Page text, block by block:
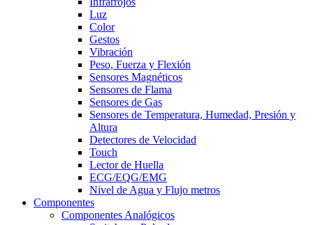
Luz
Color
Gestos
Vibración
Peso, Fuerza y Flexión
Sensores Magnéticos
Sensores de Flama
Sensores de Gas
Sensores de Temperatura, Humedad, Presión y
Altura
Detectores de Velocidad
Touch
Lector de Huella
ECG/EQG/EMG
Nivel de Agua y Flujo metros
Componentes
Componentes Analógicos